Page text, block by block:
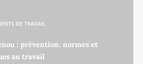
DE TRAVAIL
: prévention, normes et
au travail